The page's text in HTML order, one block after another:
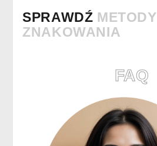
SPRAWDŹ METODY
ZNAKOWANIA
FAQ